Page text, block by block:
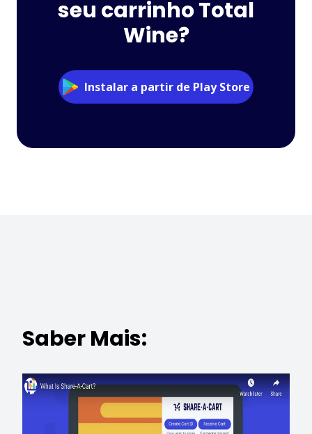
seu carrinho Total
Wine?
Instalar a partir de Play Store
Saber Mais: